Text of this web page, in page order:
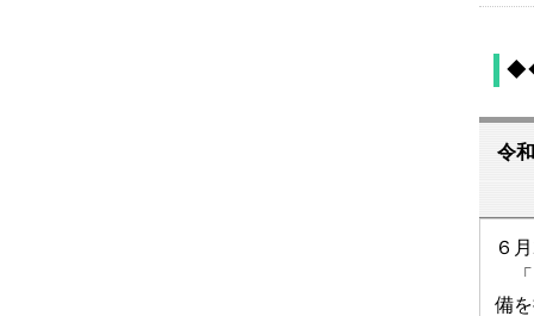
令
６月
「
備